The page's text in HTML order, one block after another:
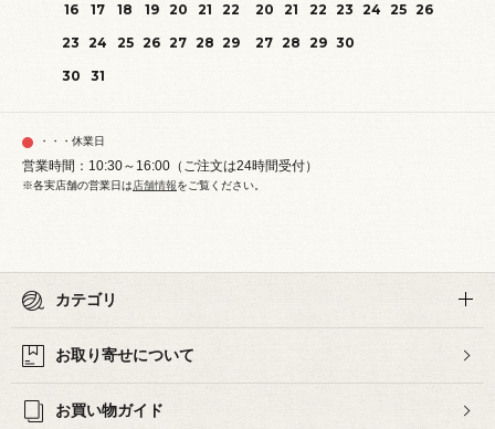
16
17 18 19 20 21
22
23 24 25 26 27 28 29
30
31
20
21 22 23 24 25 26
27 28 29 30
・・・休業日
営業時間：10:30～16:00（ご注文は24時間受付）
※各実店舗の営業日は店舗情報をご覧ください。
カテゴリ
お取り寄せについて
お買い物ガイド